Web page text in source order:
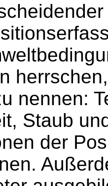
nennen:
Staub
der